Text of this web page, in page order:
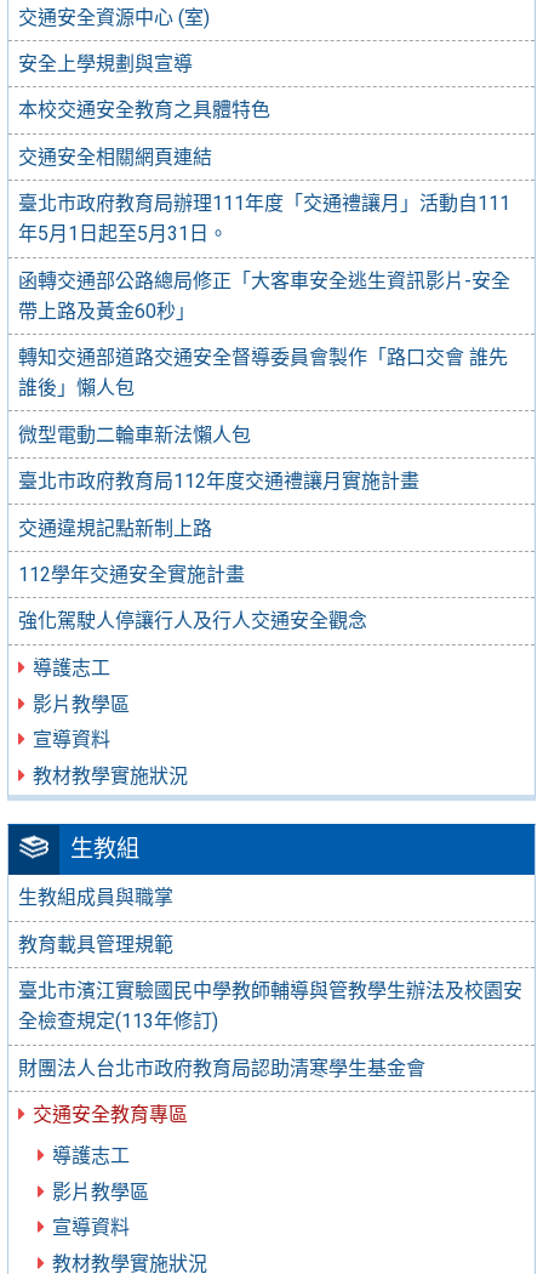
交通安全資源中心 (室)
安全上學規劃與宣導
本校交通安全教育之具體特色
交通安全相關網頁連結
臺北市政府教育局辦理111年度「交通禮讓月」活動自111
年5月1日起至5月31日。
函轉交通部公路總局修正「大客車安全逃生資訊影片-安全
帶上路及黃金60秒」
轉知交通部道路交通安全督導委員會製作「路口交會 誰先
誰後」懶人包
微型電動二輪車新法懶人包
臺北市政府教育局112年度交通禮讓月實施計畫
交通違規記點新制上路
112學年交通安全實施計畫
強化駕駛人停讓行人及行人交通安全觀念
導護志工
影片教學區
宣導資料
教材教學實施狀況
生教組
生教組成員與職掌
教育載具管理規範
臺北市濱江實驗國民中學教師輔導與管教學生辦法及校園安
全檢查規定(113年修訂)
財團法人台北市政府教育局認助清寒學生基金會
交通安全教育專區
導護志工
影片教學區
宣導資料
教材教學實施狀況